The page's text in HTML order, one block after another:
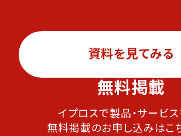
資料を見てみる
無料掲載
イプロスで製品・サービ
無料掲載のお申し込みはこ